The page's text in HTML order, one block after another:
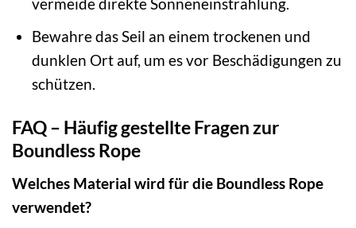
Bewahre das Seil an einem trockenen und
dunklen Ort auf, um es vor Beschädigungen zu
schützen.
FAQ – Häufig gestellte Fragen zur
Boundless Rope
Welches Material wird für die Boundless Rope
verwendet?